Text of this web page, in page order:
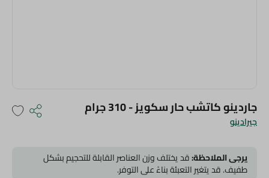
جيرادينو
جاردينو كاتشب حار سكويز - 310 جرام
يرجى الملاحظة:قد يختلف وزن العناصر القابلة للتحجيم بشكل
طفيف. قد يتغير التعبئة بناءً على التوفر.